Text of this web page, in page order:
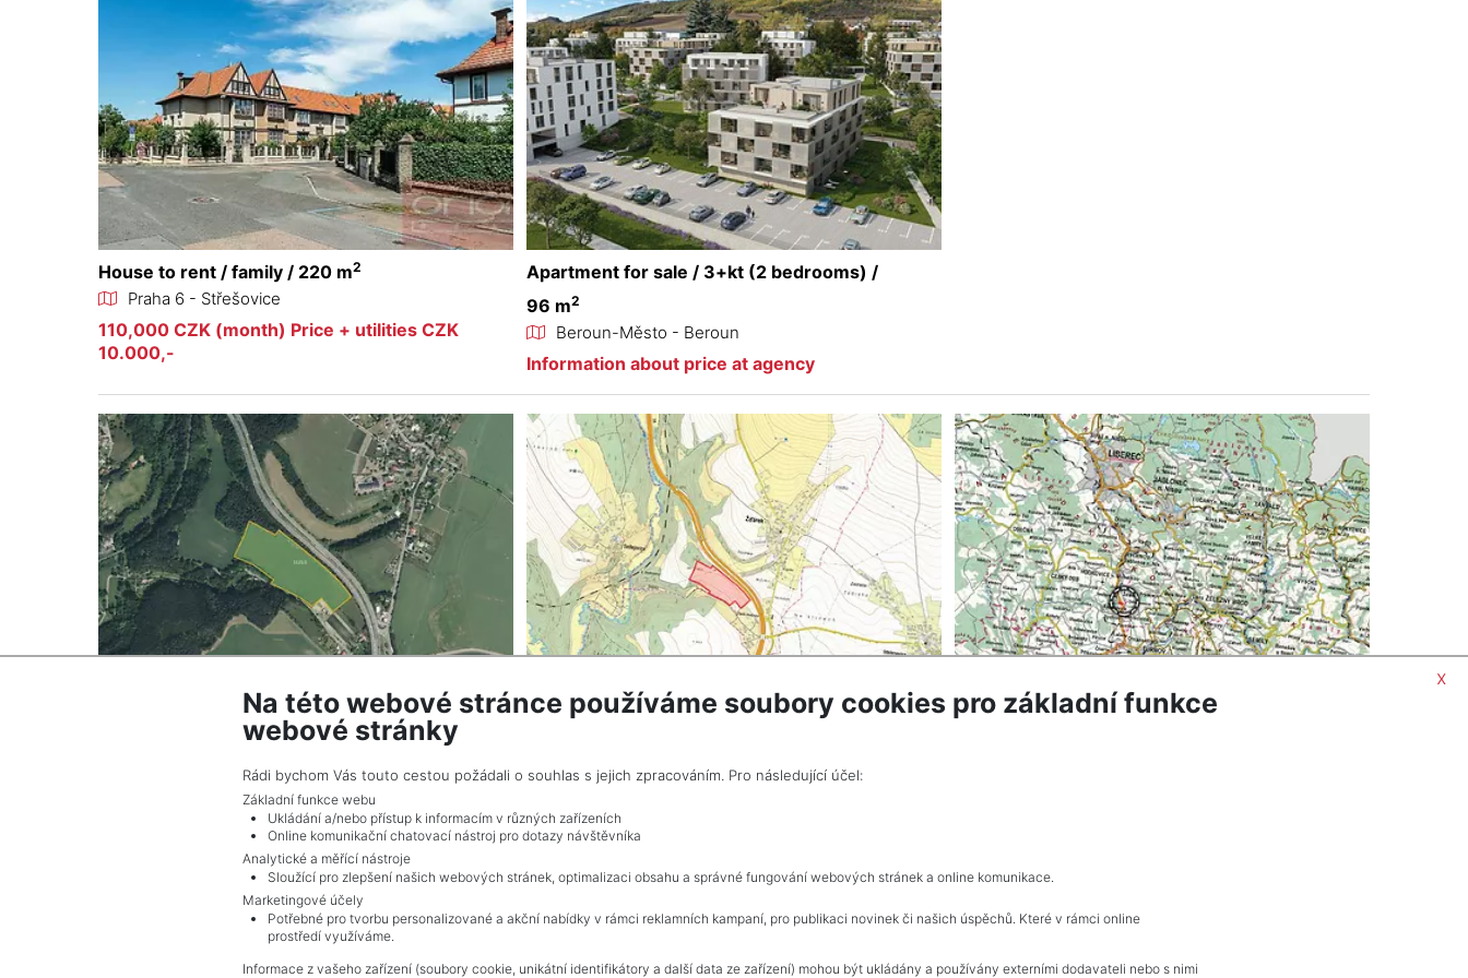
House to rent / family / 220 m2
Praha 6 - Střešovice
110,000 CZK (month) Price + utilities CZK
10.000,-
Apartment for sale / 3+kt (2 bedrooms) /
96 m2
Beroun-Město - Beroun
Information about price at agency
Land for sale / field / 54118 m 2
2,868,254 CZK (real estate) Price
NAVIGACE KONTAKT
x
Na této webové stránce používáme soubory cookies pro základní funkce
webové stránky
Rádi bychom Vás touto cestou požádali o souhlas s jejich zpracováním. Pro následující účel:
Základní funkce webu
Ukládání a/nebo přístup k informacím v různých zařízeních
Online komunikační chatovací nástroj pro dotazy návštěvníka
Analytické a měřící nástroje
Sloužící pro zlepšení našich webových stránek, optimalizaci obsahu a správné fungování webových stránek a online komunikace.
Marketingové účely
Potřebné pro tvorbu personalizované a akční nabídky v rámci reklamních kampaní, pro publikaci novinek či našich úspěchů. Které v rámci online
prostředí využíváme.
Informace z vašeho zařízení (soubory cookie, unikátní identifikátory a další data ze zařízení) mohou být ukládány a používány externími dodavateli nebo s nimi